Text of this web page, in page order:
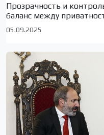
Прозрачность и
баланс между
05.09.2025